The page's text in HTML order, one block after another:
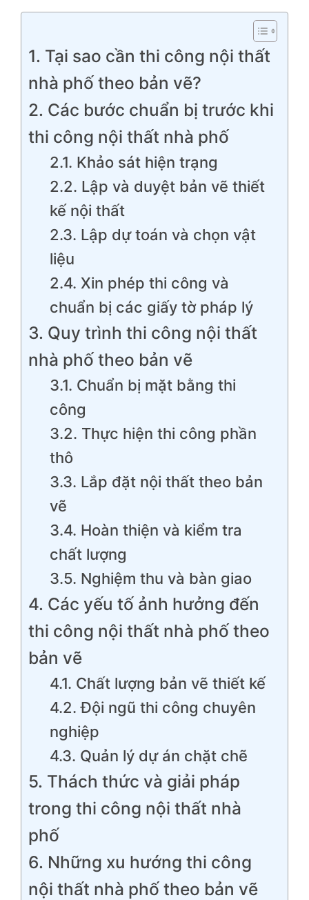
1. Tại sao cần thi công nội thất
nhà phố theo bản vẽ?
2. Các bước chuẩn bị trước khi
thi công nội thất nhà phố
2.1. Khảo sát hiện trạng
2.2. Lập và duyệt bản vẽ thiết
kế nội thất
2.3. Lập dự toán và chọn vật
liệu
2.4. Xin phép thi công và
chuẩn bị các giấy tờ pháp lý
3. Quy trình thi công nội thất
nhà phố theo bản vẽ
3.1. Chuẩn bị mặt bằng thi
công
3.2. Thực hiện thi công phần
thô
3.3. Lắp đặt nội thất theo bản
vẽ
3.4. Hoàn thiện và kiểm tra
chất lượng
3.5. Nghiệm thu và bàn giao
4. Các yếu tố ảnh hưởng đến
thi công nội thất nhà phố theo
bản vẽ
4.1. Chất lượng bản vẽ thiết kế
4.2. Đội ngũ thi công chuyên
nghiệp
4.3. Quản lý dự án chặt chẽ
5. Thách thức và giải pháp
trong thi công nội thất nhà
phố
6. Những xu hướng thi công
nội thất nhà phố theo bản vẽ